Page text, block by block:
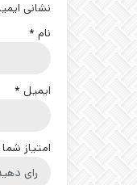
نشانی
نام *
ایمیل *
امتیاز شما